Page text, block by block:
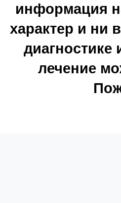
информация
характер и ни
диагностике
лечение